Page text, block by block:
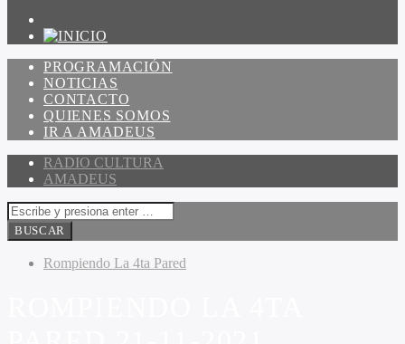
PROGRAMACIÓN
NOTICIAS
CONTACTO
QUIENES SOMOS
IR A AMADEUS
RADIO CULTURA
AMADEUS
Rompiendo La 4ta Pared